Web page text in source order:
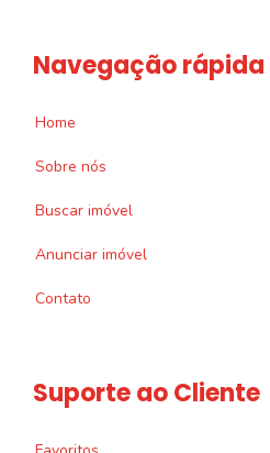
Navegação rápida
Home
Sobre nós
Buscar imóvel
Anunciar imóvel
Contato
Suporte ao Cliente